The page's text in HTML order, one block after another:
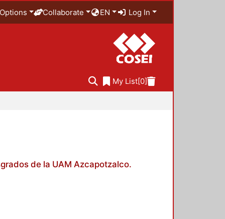
Options Collaborate EN Log In
My List[0]
de la UAM Azcapotzalco.